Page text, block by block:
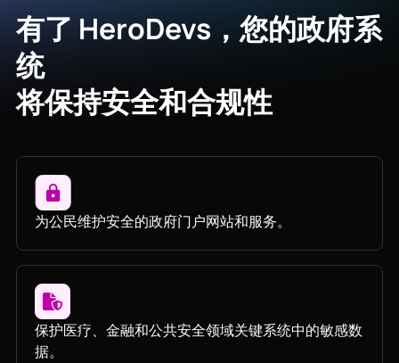
有了 HeroDevs，您的政府系
统
将保持安全和合规性
为公民维护安全的政府门户网站和服务。
保护医疗、金融和公共安全领域关键系统中的敏感数
据。